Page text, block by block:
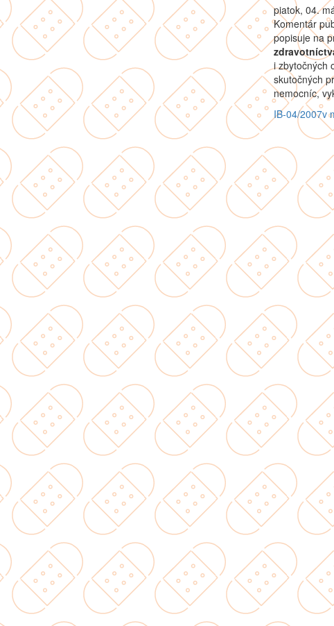
piatok, 04.
Komentár
popisuje na
i zbytočných
skutočných
nemocníc,
IB-04/2007v